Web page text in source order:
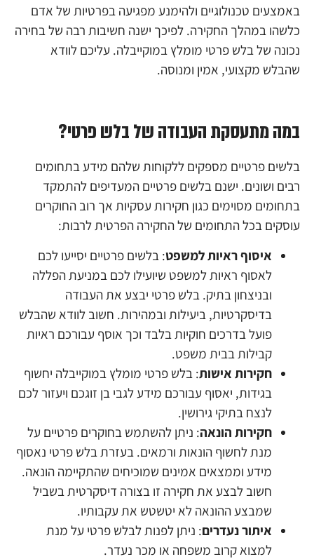
באמצעים טכנולוגיים ולהימנע מפגיעה בפרטיות של אדם
כלשהו במהלך החקירה. לפיכך ישנה חשיבות רבה של בחירה
נכונה של בלש פרטי מומלץ במוקייבלה. עליכם לוודא
שהבלש מקצועי, אמין ומנוסה.
במה מתעסקת העבודה של בלש פרטי?
בלשים פרטיים מספקים ללקוחות שלהם מידע בתחומים
רבים ושונים. ישנם בלשים פרטיים המעדיפים להתמקד
בתחומים מסוימים כגון חקירות עסקיות אך רוב החוקרים
עוסקים בכל התחומים של החקירה הפרטית לרבות:
איסוף ראיות למשפט: בלשים פרטיים יסייעו לכם
לאסוף ראיות למשפט שיועילו לכם במניעת הפללה
ובניצחון בתיק. בלש פרטי יבצע את העבודה
בדיסקרטיות, ביעילות ובמהירות. חשוב לוודא שהבלש
פועל בדרכים חוקיות בלבד וכך אוסף עבורכם ראיות
קבילות בבית משפט.
חקירות אישות: בלש פרטי מומלץ במוקייבלה יחשוף
בגידות, יאסוף עבורכם מידע לגבי בן זוגכם ויעזור לכם
לנצח בתיקי גירושין.
חקירות הונאה: ניתן להשתמש בחוקרים פרטיים על
מנת לחשוף הונאות ורמאים. בעזרת בלש פרטי נאסוף
מידע וממצאים אמינים שמוכיחים שהתקיימה הונאה.
חשוב לבצע את חקירה זו בצורה דיסקרטית בשביל
שמבצע ההונאה לא יטשטש את עקבותיו.
איתור נעדרים: ניתן לפנות לבלש פרטי על מנת
למצוא קרוב משפחה או מכר נעדר.